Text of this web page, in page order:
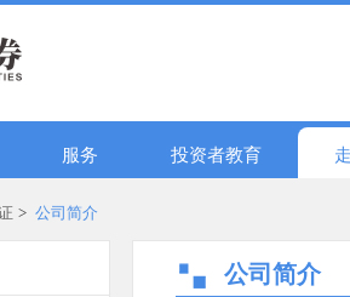
服务 投资者教育
> 公司简介
公司简介